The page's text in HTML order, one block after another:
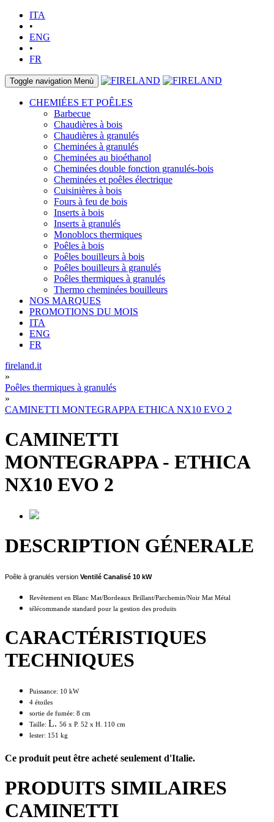
ITA
•
ENG
•
FR
Toggle navigation Menù
CHEMIÉES ET POÊLES
Barbecue
Chaudières à bois
Chaudières à granulés
Cheminées à granulés
Cheminées au bioéthanol
Cheminées double fonction granulés-bois
Cheminées et poêles électrique
Cuisinières à bois
Fours à feu de bois
Inserts à bois
Inserts à granulés
Monoblocs thermiques
Poêles à bois
Poêles bouilleurs à bois
Poêles bouilleurs à granulés
Poêles thermiques à granulés
Thermo cheminées bouilleurs
NOS MARQUES
PROMOTIONS DU MOIS
ITA
ENG
FR
fireland.it
»
Poêles thermiques à granulés
»
CAMINETTI MONTEGRAPPA ETHICA NX10 EVO 2
CAMINETTI
MONTEGRAPPA- ETHICA
NX10 EVO 2
DESCRIPTION GÉNERALE
Poêle à granulés version Ventilé Canalisé 10 kW
Revêtement en Blanc Mat/Bordeaux Brillant/Parchemin/Noir Mat Métal
télécommande standard pour la gestion des produits
CARACTÉRISTIQUES
TECHNIQUES
Puissance: 10 kW
4 étoiles
sortie de fumée: 8 cm
Taille: L. 56 x P. 52 x H. 110 cm
lester: 151 kg
Ce produit peut être acheté seulement d'Italie.
PRODUITS SIMILAIRES
CAMINETTI